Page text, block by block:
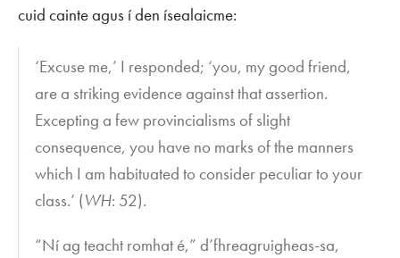
cuid cainte agus í den ísealaicme:
‘Excuse me,’ I responded; ‘you, my good friend,
are a striking evidence against that assertion.
Excepting a few provincialisms of slight
consequence, you have no marks of the manners
which I am habituated to consider peculiar to your
class.’ (WH: 52).
“Ní ag teacht romhat é,” d’fhreagruigheas-sa,